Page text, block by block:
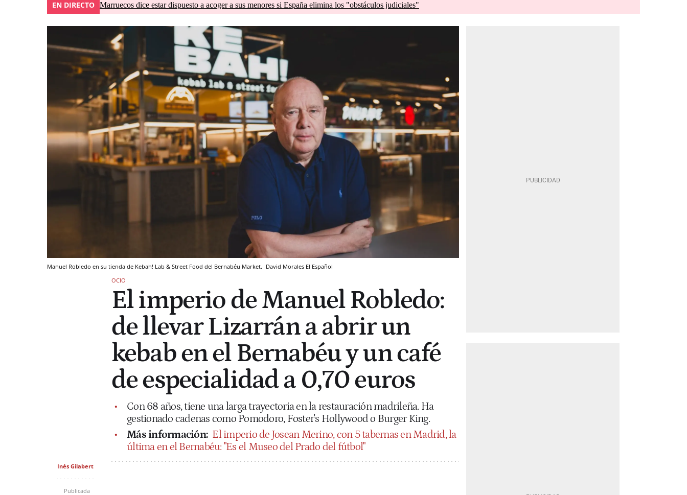
EN DIRECTO Marruecos dice estar dispuesto a acoger a sus menores si España elimina los "obstáculos judiciales"
Manuel Robledo en su tienda de Kebah! Lab & Street Food del Bernabéu Market. David Morales El Español
OCIO
El imperio de Manuel Robledo:
de llevar Lizarrán a abrir un
kebab en el Bernabéu y un café
de especialidad a 0,70 euros
Con 68 años, tiene una larga trayectoria en la restauración madrileña. Ha
gestionado cadenas como Pomodoro, Foster's Hollywood o Burger King.
Más información: El imperio de Josean Merino, con 5 tabernas en Madrid, la
última en el Bernabéu: "Es el Museo del Prado del fútbol"
Inés Gilabert
Publicada